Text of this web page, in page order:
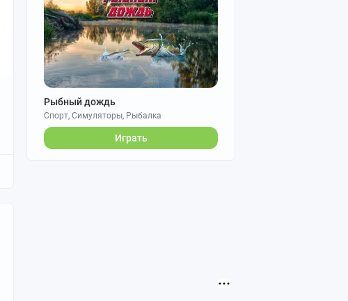
Рыбный дождь
Спорт, Симуляторы, Рыбалка
Играть